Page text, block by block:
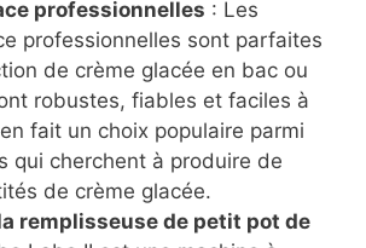
professionnelles : Les
professionnelles sont parfaites
de crème glacée en bac ou
robustes, fiables et faciles à
fait un choix populaire parmi
qui cherchent à produire de
de crème glacée.
remplisseuse de petit pot de